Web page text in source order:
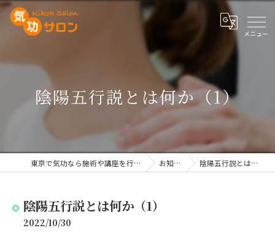
陰陽五行説とは何か（1）
東京で気功なら施術や講座を行う気功サロン お知らせ 陰陽五行説とは何か（1）
陰陽五行説とは何か（1）
2022/10/30